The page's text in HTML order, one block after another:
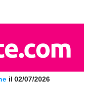
il 02/07/2026